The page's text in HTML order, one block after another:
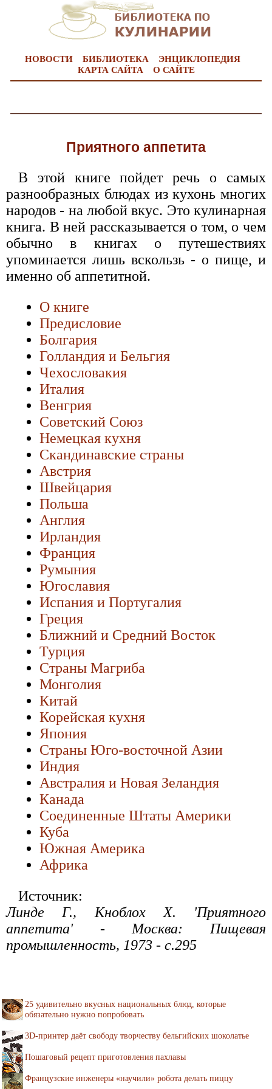
НОВОСТИ БИБЛИОТЕКА
ЭНЦИКЛОПЕДИЯ
КАРТА САЙТА
О САЙТЕ
Приятного аппетита
В этой книге пойдет речь о самых
разнообразных блюдах из кухонь многих
народов - на любой вкус. Это кулинарная
книга. В ней рассказывается о том, о чем
обычно в книгах о путешествиях
упоминается лишь вскользь - о пище, и
именно об аппетитной.
О книге
Предисловие
Болгария
Голландия и Бельгия
Чехословакия
Италия
Венгрия
Советский Союз
Немецкая кухня
Скандинавские страны
Австрия
Швейцария
Польша
Англия
Ирландия
Франция
Румыния
Югославия
Испания и Португалия
Греция
Ближний и Средний Восток
Турция
Страны Магриба
Монголия
Китай
Корейская кухня
Япония
Страны Юго-восточной Азии
Индия
Австралия и Новая Зеландия
Канада
Соединенные Штаты Америки
Куба
Южная Америка
Африка
Источник:
Линде Г., Кноблох Х. 'Приятного
аппетита' - Москва: Пищевая
промышленность, 1973 - с.295
25 удивительно вкусных национальных блюд, которые
обязательно нужно попробовать
3D-принтер даёт свободу творчеству бельгийских шоколатье
Пошаговый рецепт приготовления пахлавы
Французские инженеры «научили» робота делать пиццу